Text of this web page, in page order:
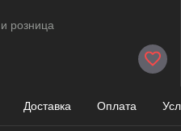
розница
Доставка Оплата